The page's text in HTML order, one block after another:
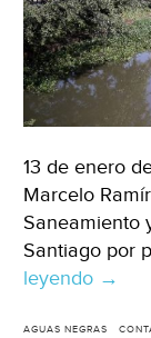
13 de enero
Marcelo
Saneamiento
Santiago por
leyendo →
AGUAS NEGRAS